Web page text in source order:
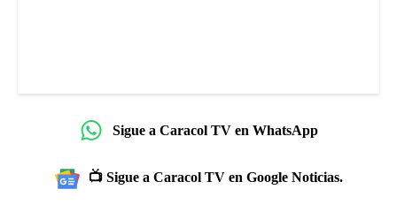
Sigue a Caracol TV en WhatsApp
📺 Sigue a Caracol TV en Google Noticias.